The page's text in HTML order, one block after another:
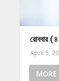
রোববার
April 5,
MORE